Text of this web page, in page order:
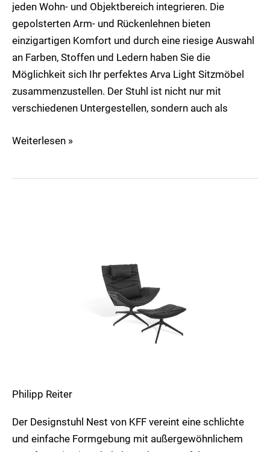
jeden Wohn- und Objektbereich integrieren. Die
gepolsterten Arm- und Rückenlehnen bieten
einzigartigen Komfort und durch eine riesige Auswahl
an Farben, Stoffen und Ledern haben Sie die
Möglichkeit sich Ihr perfektes Arva Light Sitzmöbel
zusammenzustellen. Der Stuhl ist nicht nur mit
verschiedenen Untergestellen, sondern auch als
Weiterlesen »
Philipp Reiter
Der Designstuhl Nest von KFF vereint eine schlichte
und einfache Formgebung mit außergewöhnlichem